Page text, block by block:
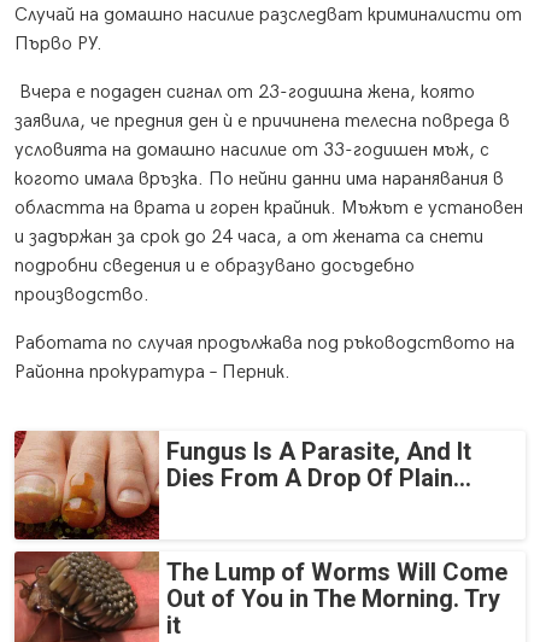
Случай на домашно насилие разследват криминалисти от
Първо РУ.
Вчера е подаден сигнал от 23-годишна жена, която
заявила, че предния ден ѝ е причинена телесна повреда в
условията на домашно насилие от 33-годишен мъж, с
когото имала връзка. По нейни данни има наранявания в
областта на врата и горен крайник. Мъжът е установен
и задържан за срок до 24 часа, а от жената са снети
подробни сведения и е образувано досъдебно
производство.
Работата по случая продължава под ръководството на
Районна прокуратура – Перник.
Fungus Is A Parasite, And It
Dies From A Drop Of Plain...
The Lump of Worms Will Come
Out of You in The Morning. Try
it